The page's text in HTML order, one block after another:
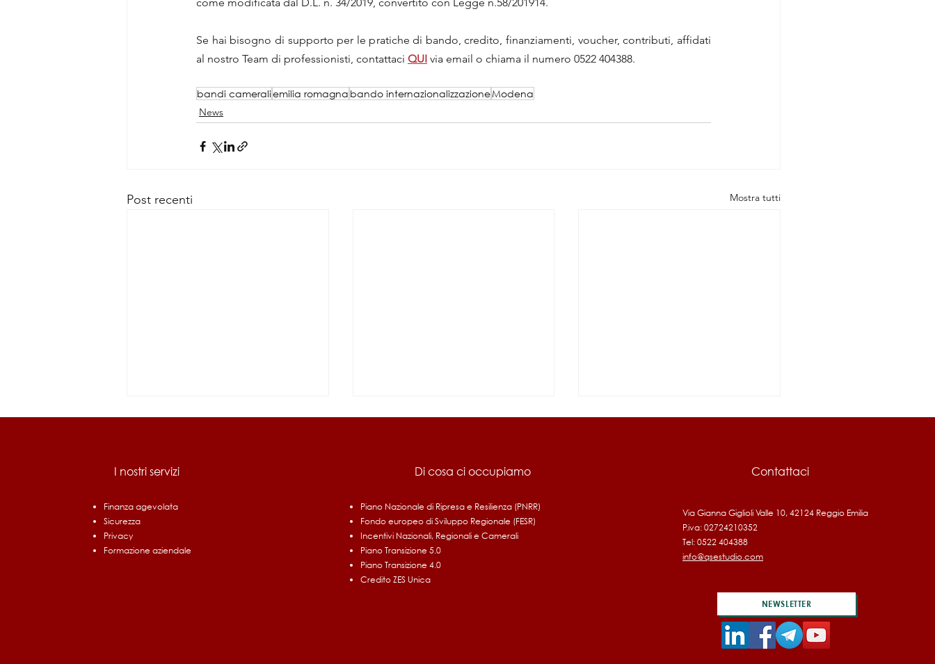
Se hai bisogno di supporto per le pratiche di bando, credito, finanziamenti, voucher, contributi, affidati
al nostro Team di professionisti, contattaci QUI via email o chiama il numero 0522 404388.
bandi cameraliemilia romagna bando internazionalizzazioneModena
News
Post recenti Mostra tutti
Prioritarie: fino a 1,5 milioni
Fondo di Contrasto alla
Deindustrializzazione 2026
UMBRIA: Bando fonti
rinnovabili 2026, 17 milioni per
I nostri servizi
Finanza agevolata
Sicurezza
Privacy
Formazione aziendale
Di cosa ci occupiamo
Piano Nazionale di Ripresa e Resilienza (PNRR)
Fondo europeo di Sviluppo Regionale (FESR)
Incentivi Nazionali, Regionali e Camerali
Piano Transizione 5.0
Piano Transizione 4.0
Credito ZES Unica
Contattaci
Via Gianna Giglioli Valle 10, 42124 Reggio Emilia
P.iva: 02724210352
Tel: 0522 404388
info@qsestudio.com
NEWSLETTER